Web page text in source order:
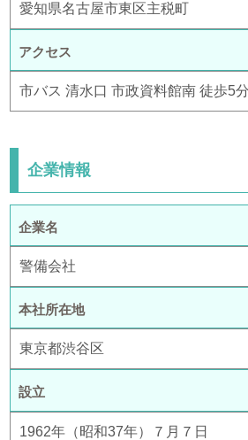
愛知県名古屋市東区主税町
アクセス
市バス 清水口 市政資料館南 徒歩5分
企業情報
企業名
警備会社
本社所在地
東京都渋谷区
設立
1962年（昭和37年）７月７日